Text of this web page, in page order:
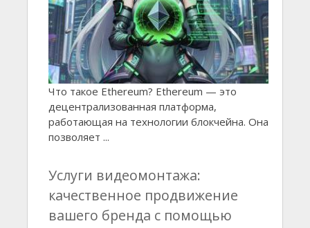
Что такое Ethereum? Ethereum — это
децентрализованная платформа,
работающая на технологии блокчейна. Она
позволяет ...
Услуги видеомонтажа:
качественное продвижение
вашего бренда с помощью